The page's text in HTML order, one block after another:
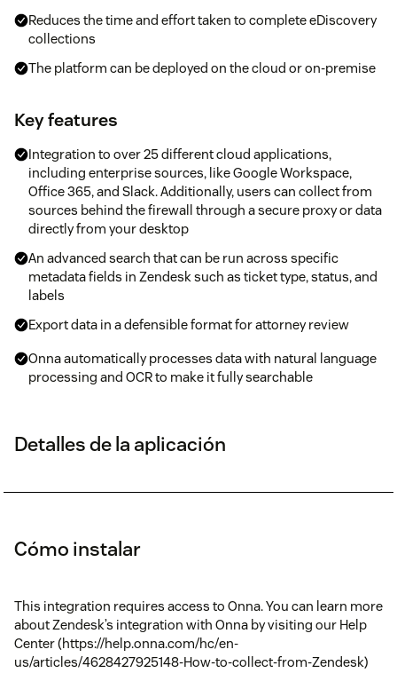
Reduces the time and effort taken to complete eDiscovery
collections
The platform can be deployed on the cloud or on-premise
Key features
Integration to over 25 different cloud applications,
including enterprise sources, like Google Workspace,
Office 365, and Slack. Additionally, users can collect from
sources behind the firewall through a secure proxy or data
directly from your desktop
An advanced search that can be run across specific
metadata fields in Zendesk such as ticket type, status, and
labels
Export data in a defensible format for attorney review
Onna automatically processes data with natural language
processing and OCR to make it fully searchable
Detalles de la aplicación
Cómo instalar
This integration requires access to Onna. You can learn more
about Zendesk’s integration with Onna by visiting our Help
Center (https://help.onna.com/hc/en-
us/articles/4628427925148-How-to-collect-from-Zendesk)